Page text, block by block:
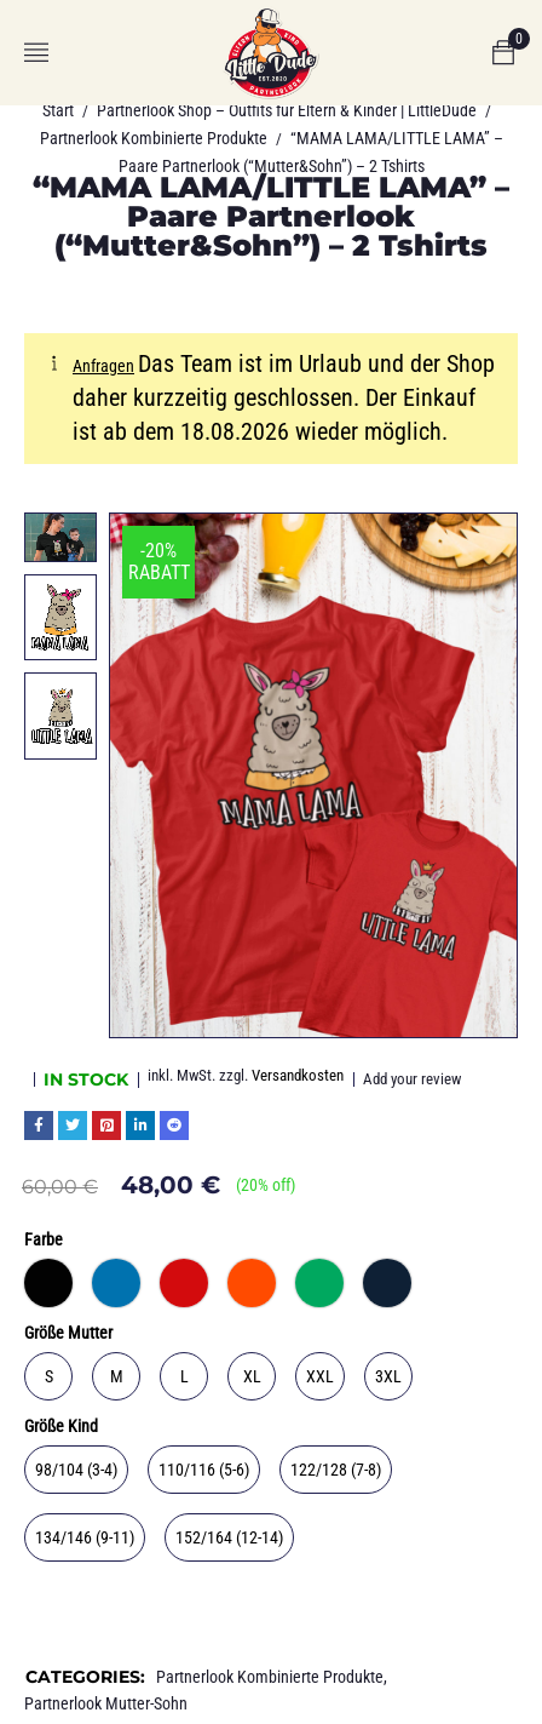
0
Start / Partnerlook Shop – Outfits für Eltern & Kinder | LittleDude /
Partnerlook Kombinierte Produkte / “MAMA LAMA/LITTLE LAMA” –
Paare Partnerlook (“Mutter&Sohn”) – 2 Tshirts
“MAMA LAMA/LITTLE LAMA” –
Paare Partnerlook
(“Mutter&Sohn”) – 2 Tshirts
Anfragen Das Team ist im Urlaub und der Shop
daher kurzzeitig geschlossen. Der Einkauf
ist ab dem 18.08.2026 wieder möglich.
-20%
RABATT
IN STOCK inkl. MwSt. zzgl. Versandkosten Add your review
60,00€ 48,00 € (20% off)
Farbe
Größe Mutter
S M L XL XXL 3XL
Größe Kind
98/104 (3-4) 110/116 (5-6) 122/128 (7-8)
134/146 (9-11) 152/164 (12-14)
CATEGORIES: Partnerlook Kombinierte Produkte,
Partnerlook Mutter-Sohn